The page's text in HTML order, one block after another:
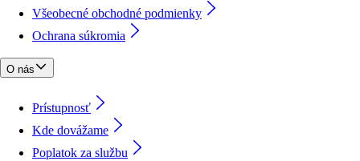
Všeobecné obchodné podmienky
Ochrana súkromia
O nás
Prístupnosť
Kde dovážame
Poplatok za službu